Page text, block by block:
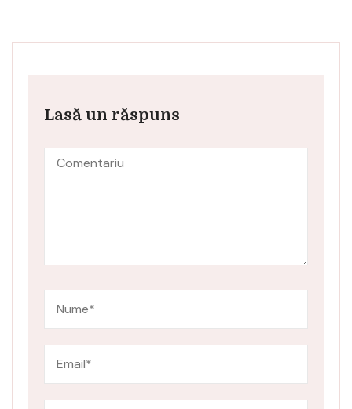
Lasă un răspuns